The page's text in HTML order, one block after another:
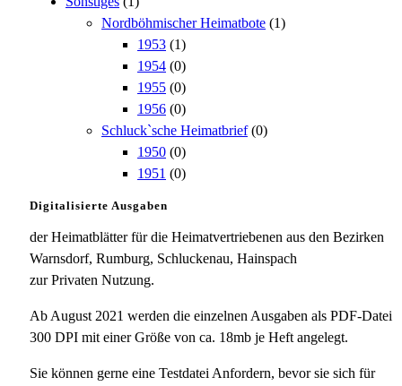
Nordböhmischer Heimatbote (1)
1953 (1)
1954 (0)
1955 (0)
1956 (0)
Schluck`sche Heimatbrief (0)
1950 (0)
1951 (0)
Digitalisierte Ausgaben
der Heimatblätter für die Heimatvertriebenen aus den Bezirken
Warnsdorf, Rumburg, Schluckenau, Hainspach
zur Privaten Nutzung.
Ab August 2021 werden die einzelnen Ausgaben als PDF-Datei
300 DPI mit einer Größe von ca. 18mb je Heft angelegt.
Sie können gerne eine Testdatei Anfordern, bevor sie sich für